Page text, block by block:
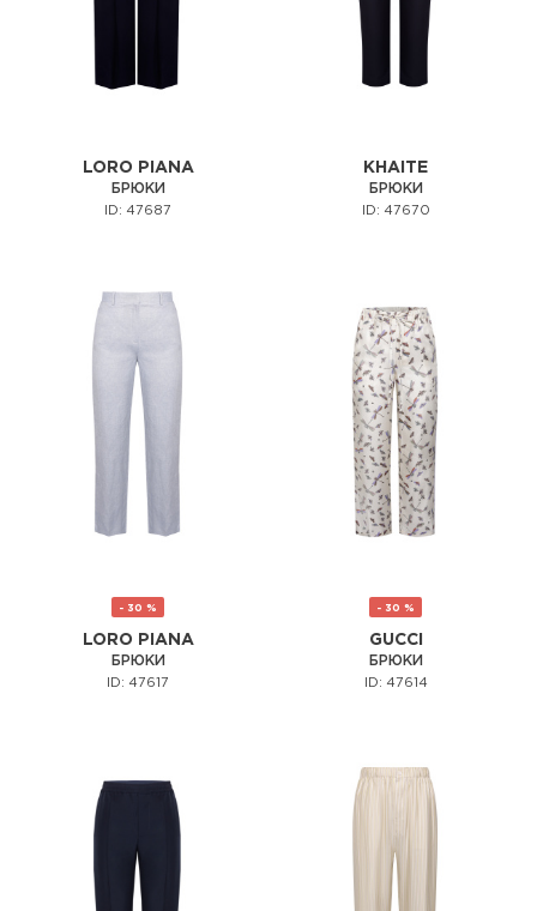
LORO PIANA
БРЮКИ
ID: 47687
KHAITE
БРЮКИ
ID: 47670
- 30 %
LORO PIANA
БРЮКИ
ID: 47617
- 30 %
GUCCI
БРЮКИ
ID: 47614